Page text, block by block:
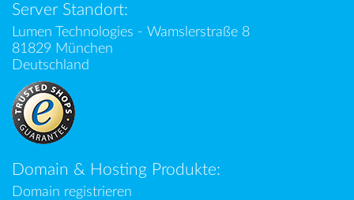
Server Standort:
Lumen Technologies - Wamslerstraße 8
81829 München
Deutschland
Domain & Hosting Produkte:
Domain registrieren